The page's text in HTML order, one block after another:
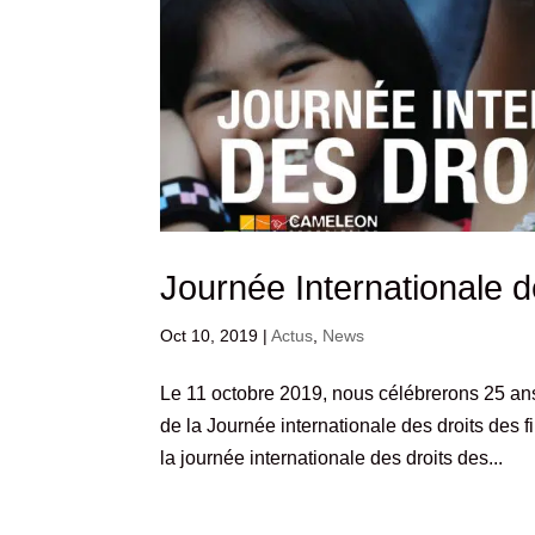
Journée Internationale
Oct 10, 2019 |Actus News
Le 11 octobre 2019, nous célébrerons 25
de la Journée internationale des droits des
la journée internationale des droits des...